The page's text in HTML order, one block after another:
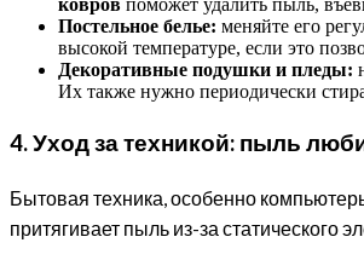
ковров поможет удалить пыль,
Постельное белье: меняйте его
высокой температуре, если это
Декоративные подушки и пледы:
Их также нужно периодически
4. Уход за техникой: пыль
Бытовая техника, особенно
притягивает пыль из-за статического